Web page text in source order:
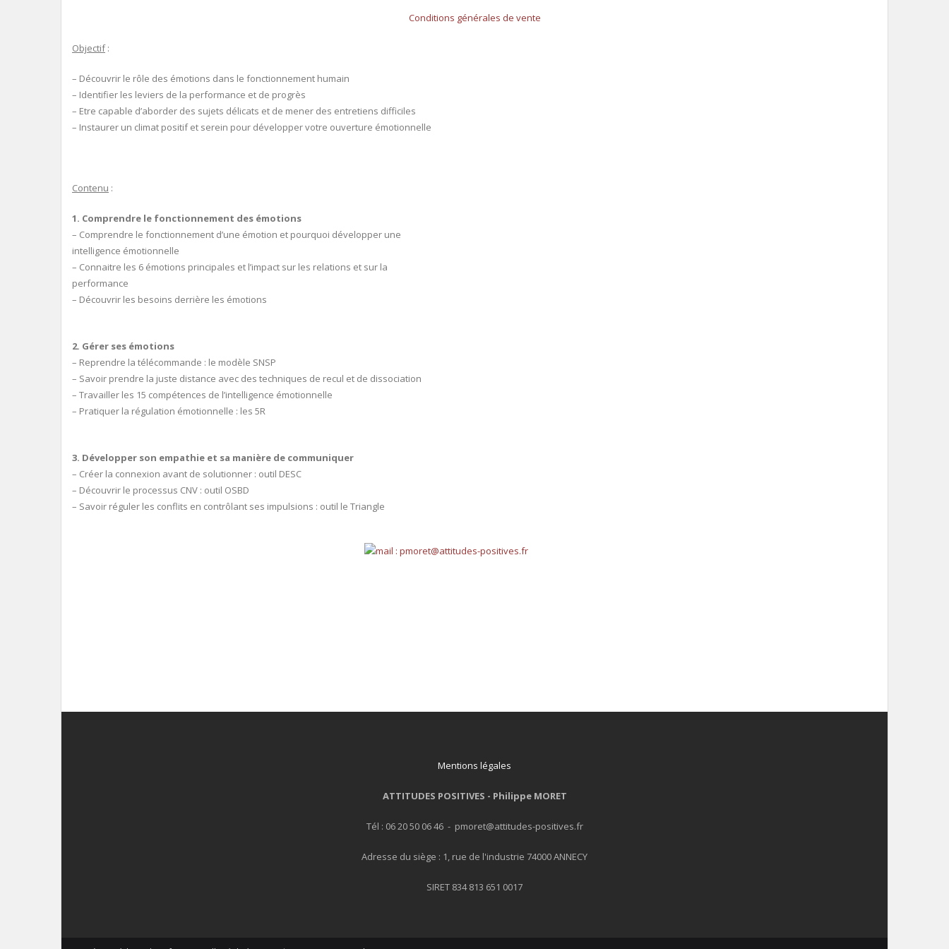
Conditions générales de vente
Objectif:
– Découvrir le rôle des émotions dans le fonctionnement humain
– Identifier les leviers de la performance et de progrès
– Etre capable d’aborder des sujets délicats et de mener des entretiens difficiles
– Instaurer un climat positif et serein pour développer votre ouverture émotionnelle
Contenu :
1. Comprendre le fonctionnement des émotions
– Comprendre le fonctionnement d’une émotion et pourquoi développer une
intelligence émotionnelle
– Connaitre les 6 émotions principales et l’impact sur les relations et sur la
performance
– Découvrir les besoins derrière les émotions
2. Gérer ses émotions
– Reprendre la télécommande : le modèle SNSP
– Savoir prendre la juste distance avec des techniques de recul et de dissociation
– Travailler les 15 compétences de l’intelligence émotionnelle
– Pratiquer la régulation émotionnelle : les 5R
3. Développer son empathie et sa manière de communiquer
– Créer la connexion avant de solutionner : outil DESC
– Découvrir le processus CNV : outil OSBD
– Savoir réguler les conflits en contrôlant ses impulsions : outil le Triangle
Mentions légales
ATTITUDES POSITIVES - Philippe MORET
Tél : 06 20 50 06 46 - pmoret@attitudes-positives.fr
Adresse du siège : 1, rue de l'industrie 74000 ANNECY
SIRET 834 813 651 0017